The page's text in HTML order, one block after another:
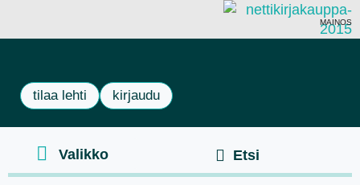
MAINOS
tilaa lehti kirjaudu